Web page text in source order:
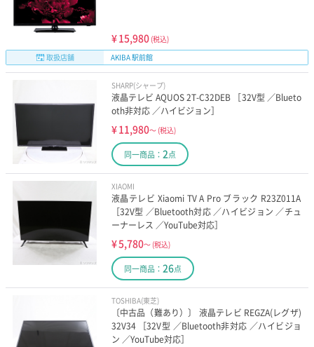
¥15,980 (税込)
取扱店舗
AKIBA 駅前館
SHARP(シャープ)
液晶テレビ AQUOS 2T-C32DEB ［32V型 ／Blueto
oth非対応 ／ハイビジョン］
¥11,980～ (税込)
同一商品： 2点
XIAOMI
液晶テレビ Xiaomi TV A Pro ブラック R23Z011A
［32V型 ／Bluetooth対応 ／ハイビジョン ／チュ
ーナーレス ／YouTube対応］
¥5,780～ (税込)
同一商品： 26点
TOSHIBA(東芝)
〔中古品（難あり）〕 液晶テレビ REGZA(レグザ)
32V34 ［32V型 ／Bluetooth非対応 ／ハイビジョ
ン ／YouTube対応］